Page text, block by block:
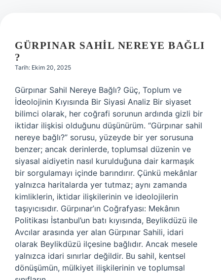
GÜRPINAR SAHIL NEREYE BAĞLI
?
Tarih: Ekim 20, 2025
Gürpınar Sahil Nereye Bağlı? Güç, Toplum ve
İdeolojinin Kıyısında Bir Siyasi Analiz Bir siyaset
bilimci olarak, her coğrafi sorunun ardında gizli bir
iktidar ilişkisi olduğunu düşünürüm. “Gürpınar sahil
nereye bağlı?” sorusu, yüzeyde bir yer sorusuna
benzer; ancak derinlerde, toplumsal düzenin ve
siyasal aidiyetin nasıl kurulduğuna dair karmaşık
bir sorgulamayı içinde barındırır. Çünkü mekânlar
yalnızca haritalarda yer tutmaz; aynı zamanda
kimliklerin, iktidar ilişkilerinin ve ideolojilerin
taşıyıcısıdır. Gürpınar’ın Coğrafyası: Mekânın
Politikası İstanbul’un batı kıyısında, Beylikdüzü ile
Avcılar arasında yer alan Gürpınar Sahili, idari
olarak Beylikdüzü ilçesine bağlıdır. Ancak mesele
yalnızca idari sınırlar değildir. Bu sahil, kentsel
dönüşümün, mülkiyet ilişkilerinin ve toplumsal